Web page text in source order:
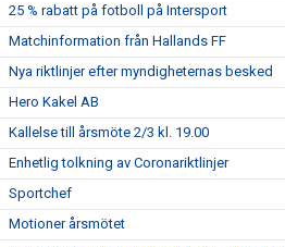
25 % rabatt på fotboll på Intersport
Matchinformation från Hallands FF
Nya riktlinjer efter myndigheternas besked
Hero Kakel AB
Kallelse till årsmöte 2/3 kl. 19.00
Enhetlig tolkning av Coronariktlinjer
Sportchef
Motioner årsmötet